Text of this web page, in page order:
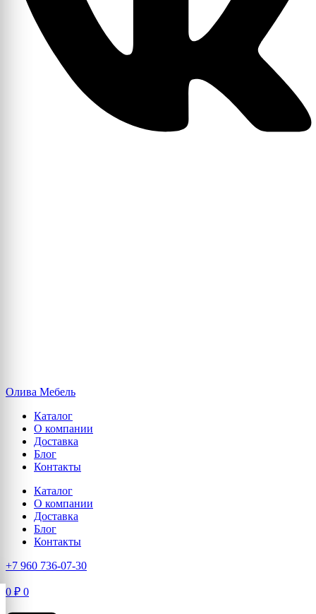
Олива Мебель
Каталог
О компании
Доставка
Блог
Контакты
Каталог
О компании
Доставка
Блог
Контакты
+7 960 736-07-30
0 ₽ 0